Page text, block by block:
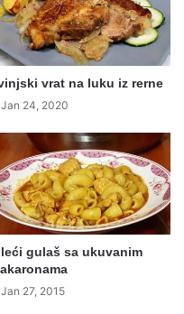
vrat na luku iz rerne
Jan 24, 2020
gulaš sa ukuvanim
Jan 27, 2015